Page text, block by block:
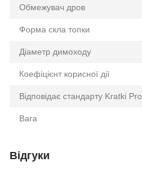
Обмежувач дров
Форма скла топки
Діаметр димоходу
Коефіцієнт корисної дії
Відповідає стандарту Kratki Pro
Вага
Відгуки